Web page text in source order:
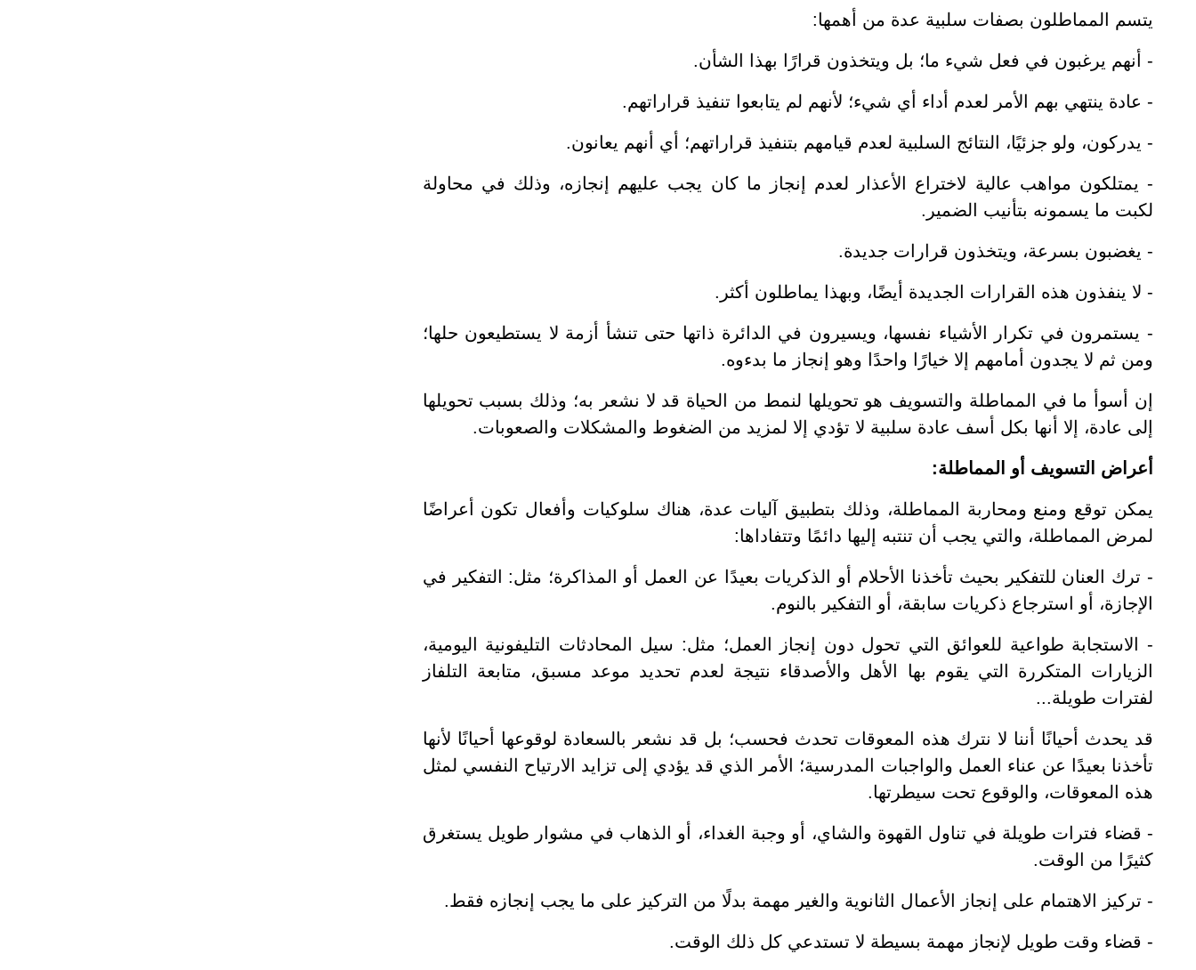
يتسم المماطلون بصفات سلبية عدة من أهمها:
- أنهم يرغبون في فعل شيء ما؛ بل ويتخذون قرارًا بهذا الشأن.
- عادة ينتهي بهم الأمر لعدم أداء أي شيء؛ لأنهم لم يتابعوا تنفيذ قراراتهم.
- يدركون، ولو جزئيًا، النتائج السلبية لعدم قيامهم بتنفيذ قراراتهم؛ أي أنهم يعانون.
- يمتلكون مواهب عالية لاختراع الأعذار لعدم إنجاز ما كان يجب عليهم إنجازه، وذلك في محاولة
لكبت ما يسمونه بتأنيب الضمير.
- يغضبون بسرعة، ويتخذون قرارات جديدة.
- لا ينفذون هذه القرارات الجديدة أيضًا، وبهذا يماطلون أكثر.
- يستمرون في تكرار الأشياء نفسها، ويسيرون في الدائرة ذاتها حتى تنشأ أزمة لا يستطيعون حلها؛
ومن ثم لا يجدون أمامهم إلا خيارًا واحدًا وهو إنجاز ما بدءوه.
إن أسوأ ما في المماطلة والتسويف هو تحويلها لنمط من الحياة قد لا نشعر به؛ وذلك بسبب تحويلها
إلى عادة، إلا أنها بكل أسف عادة سلبية لا تؤدي إلا لمزيد من الضغوط والمشكلات والصعوبات.
أعراض التسويف أو المماطلة:
يمكن توقع ومنع ومحاربة المماطلة، وذلك بتطبيق آليات عدة، هناك سلوكيات وأفعال تكون أعراضًا
لمرض المماطلة، والتي يجب أن تنتبه إليها دائمًا وتتفاداها:
- ترك العنان للتفكير بحيث تأخذنا الأحلام أو الذكريات بعيدًا عن العمل أو المذاكرة؛ مثل: التفكير في
الإجازة، أو استرجاع ذكريات سابقة، أو التفكير بالنوم.
- الاستجابة طواعية للعوائق التي تحول دون إنجاز العمل؛ مثل: سيل المحادثات التليفونية اليومية،
الزيارات المتكررة التي يقوم بها الأهل والأصدقاء نتيجة لعدم تحديد موعد مسبق، متابعة التلفاز
لفترات طويلة...
قد يحدث أحيانًا أننا لا نترك هذه المعوقات تحدث فحسب؛ بل قد نشعر بالسعادة لوقوعها أحيانًا لأنها
تأخذنا بعيدًا عن عناء العمل والواجبات المدرسية؛ الأمر الذي قد يؤدي إلى تزايد الارتياح النفسي لمثل
هذه المعوقات، والوقوع تحت سيطرتها.
- قضاء فترات طويلة في تناول القهوة والشاي، أو وجبة الغداء، أو الذهاب في مشوار طويل يستغرق
كثيرًا من الوقت.
- تركيز الاهتمام على إنجاز الأعمال الثانوية والغير مهمة بدلًا من التركيز على ما يجب إنجازه فقط.
- قضاء وقت طويل لإنجاز مهمة بسيطة لا تستدعي كل ذلك الوقت.